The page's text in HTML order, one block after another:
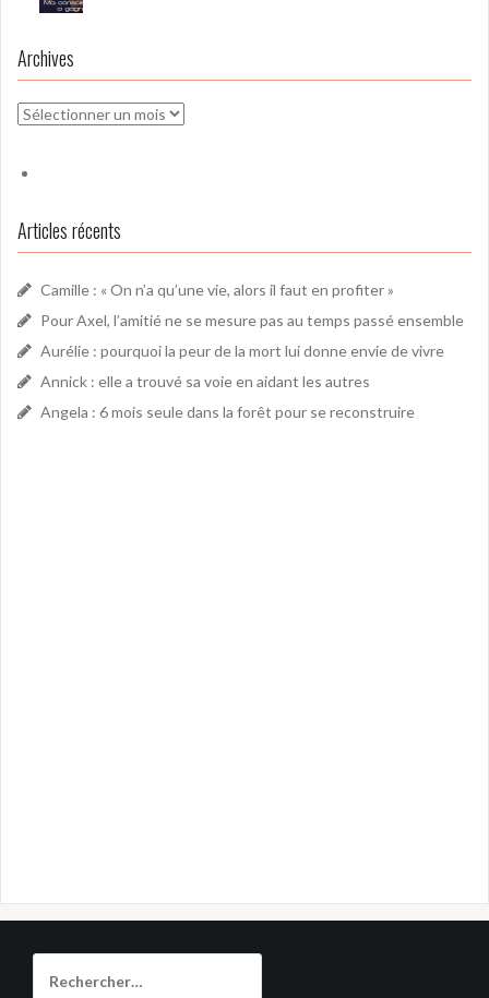
Archives
Archives
Articles récents
Camille : « On n’a qu’une vie, alors il faut en profiter »
Pour Axel, l’amitié ne se mesure pas au temps passé ensemble
Aurélie : pourquoi la peur de la mort lui donne envie de vivre
Annick : elle a trouvé sa voie en aidant les autres
Angela : 6 mois seule dans la forêt pour se reconstruire